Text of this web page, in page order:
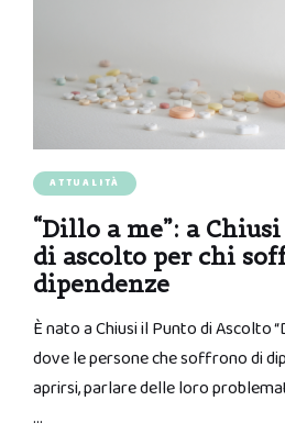
ATTUALITÀ
“Dillo a me”: a
di ascolto per chi
dipendenze
È nato a Chiusi il Punto di Ascolto
dove le persone che soffrono di
aprirsi, parlare delle loro
…